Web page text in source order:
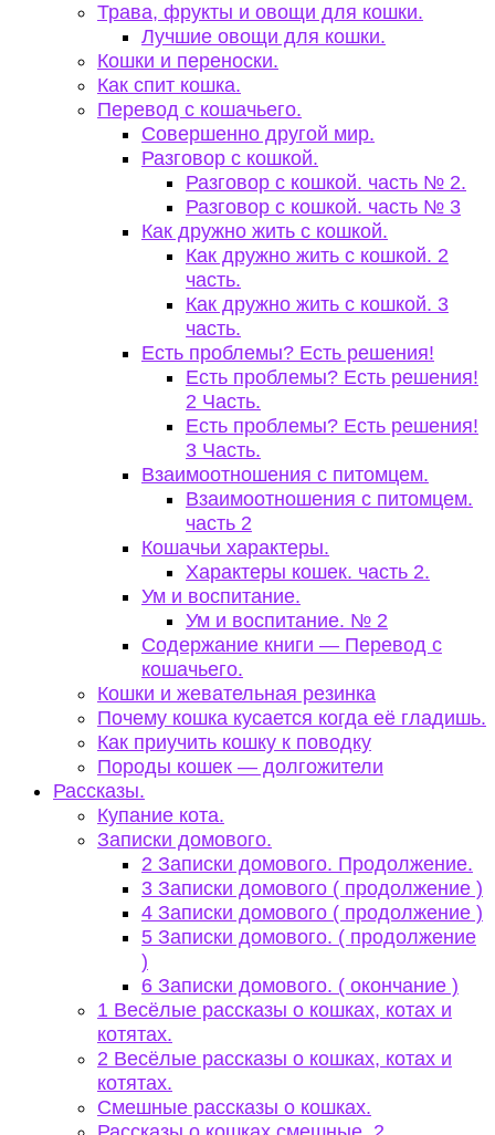
Трава, фрукты и овощи для кошки.
Лучшие овощи для кошки.
Кошки и переноски.
Как спит кошка.
Перевод с кошачьего.
Совершенно другой мир.
Разговор с кошкой.
Разговор с кошкой. часть № 2.
Разговор с кошкой. часть № 3
Как дружно жить с кошкой.
Как дружно жить с кошкой. 2
часть.
Как дружно жить с кошкой. 3
часть.
Есть проблемы? Есть решения!
Есть проблемы? Есть решения!
2 Часть.
Есть проблемы? Есть решения!
3 Часть.
Взаимоотношения с питомцем.
Взаимоотношения с питомцем.
часть 2
Кошачьи характеры.
Характеры кошек. часть 2.
Ум и воспитание.
Ум и воспитание. № 2
Содержание книги — Перевод с
кошачьего.
Кошки и жевательная резинка
Почему кошка кусается когда её гладишь.
Как приучить кошку к поводку
Породы кошек — долгожители
Рассказы.
Купание кота.
Записки домового.
2 Записки домового. Продолжение.
3 Записки домового ( продолжение )
4 Записки домового ( продолжение )
5 Записки домового. ( продолжение
)
6 Записки домового. ( окончание )
1 Весёлые рассказы о кошках, котах и
котятах.
2 Весёлые рассказы о кошках, котах и
котятах.
Смешные рассказы о кошках.